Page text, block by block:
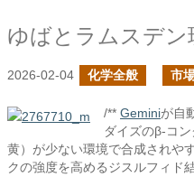
ゆばとラムスデン
2026-02-04 化学全般 市
/** Geminiが自
ダイズのβ-コ
黄）が少ない環境で合成されや
クの強度を高めるジスルフィド